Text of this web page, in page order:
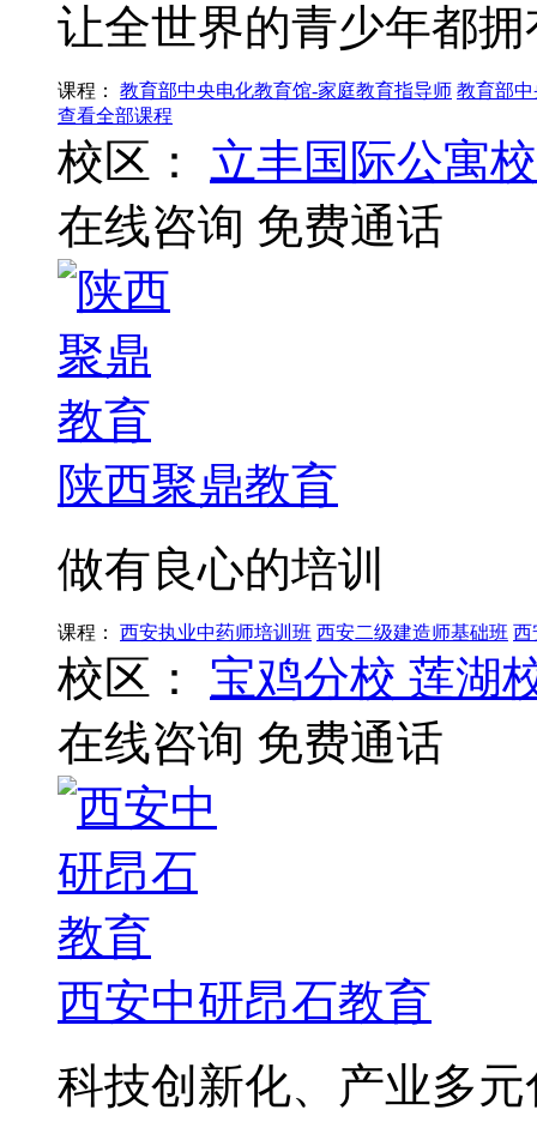
让全世界的青少年都
课程： 教育部中央电化教育馆-家庭教育指导师 教育部
查看全部课程
校区：
立丰国际公寓
在线咨询 免费通话
陕西聚鼎教育
做有良心的培训
课程： 西安执业中药师培训班 西安二级建造师基础班 西
校区： 宝鸡分校 莲湖
在线咨询 免费通话
西安中研昂石教育
科技创新化、产业多元